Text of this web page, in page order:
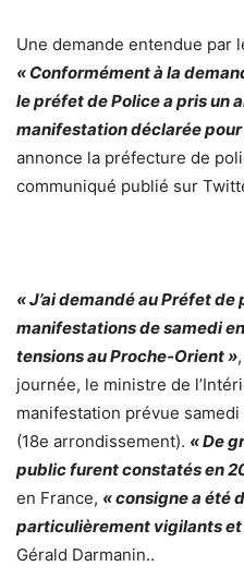
Une demande entendue par
« Conformément à la
le préfet de Police a pris un
manifestation déclarée pour
annonce la préfecture de
communiqué publié sur
« J’ai demandé au Préfet
manifestations de samedi
tensionsauProche-Orient»
journée, le ministre de
manifestation prévue samedi
(18e arrondissement). « De
public furent constatés en
en France, « consigne a été
particulièrement vigilants et
Gérald Darmanin..